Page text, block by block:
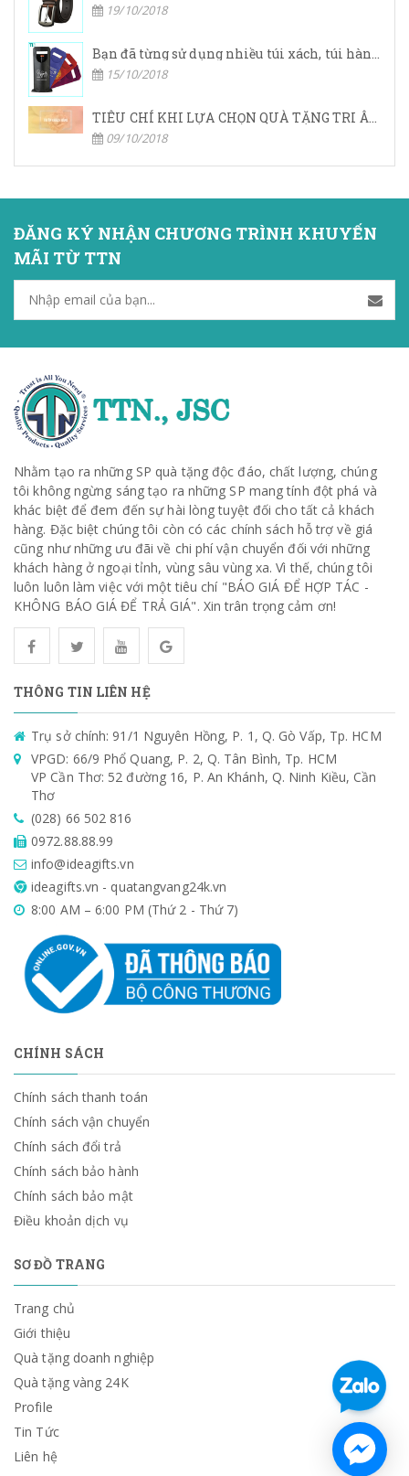
19/10/2018
Bạn đã từng sử dụng nhiều túi xách, túi hàng hiệu,… nhưng bạn đã bao giờ nghe đến túi vải không dệt chưa?
15/10/2018
TIÊU CHÍ KHI LỰA CHỌN QUÀ TẶNG TRI ÂN KHÁCH HÀNG
09/10/2018
ĐĂNG KÝ NHẬN CHƯƠNG TRÌNH KHUYẾN
MÃI TỪ TTN
Nhằm tạo ra những SP quà tặng độc đáo, chất lượng, chúng
tôi không ngừng sáng tạo ra những SP mang tính đột phá và
khác biệt để đem đến sự hài lòng tuyệt đối cho tất cả khách
hàng. Đặc biệt chúng tôi còn có các chính sách hỗ trợ về giá
cũng như những ưu đãi về chi phí vận chuyển đối với những
khách hàng ở ngoại tỉnh, vùng sâu vùng xa. Vì thế, chúng tôi
luôn luôn làm việc với một tiêu chí "BÁO GIÁ ĐỂ HỢP TÁC -
KHÔNG BÁO GIÁ ĐỂ TRẢ GIÁ". Xin trân trọng cảm ơn!
THÔNG TIN LIÊN HỆ
Trụ sở chính: 91/1 Nguyên Hồng, P. 1, Q. Gò Vấp, Tp. HCM
VPGD: 66/9 Phổ Quang, P. 2, Q. Tân Bình, Tp. HCM
VP Cần Thơ: 52 đường 16, P. An Khánh, Q. Ninh Kiều, Cần
Thơ
(028) 66 502 816
0972.88.88.99
info@ideagifts.vn
ideagifts.vn - quatangvang24k.vn
8:00 AM – 6:00 PM (Thứ 2 - Thứ 7)
CHÍNH SÁCH
Chính sách thanh toán
Chính sách vận chuyển
Chính sách đổi trả
Chính sách bảo hành
Chính sách bảo mật
Điều khoản dịch vụ
SƠ ĐỒ TRANG
Trang chủ
Giới thiệu
Quà tặng doanh nghiệp
Quà tặng vàng 24K
Profile
Tin Tức
Liên hệ